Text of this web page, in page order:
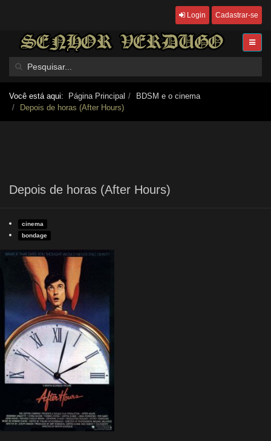
Login Cadastrar-se
Você está aqui: Página Principal
BDSM e o cinema
Depois de horas (After Hours)
Depois de horas (After Hours)
cinema
bondage